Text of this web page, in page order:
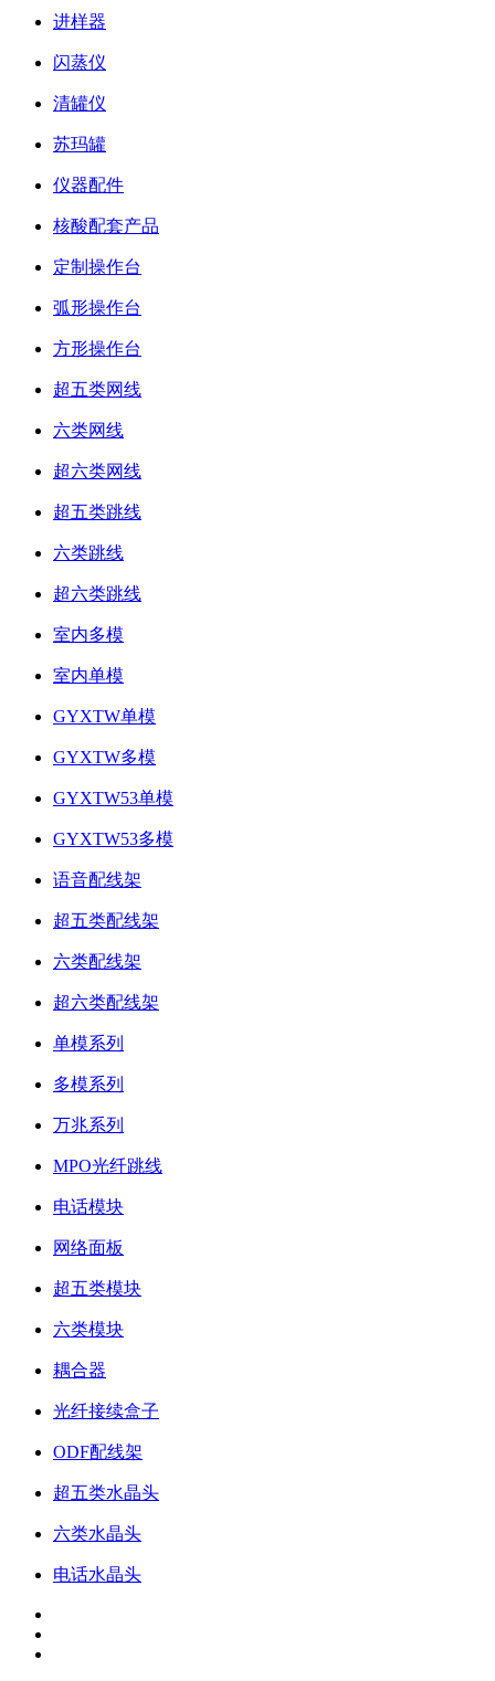
进样器
闪蒸仪
清罐仪
苏玛罐
仪器配件
核酸配套产品
定制操作台
弧形操作台
方形操作台
超五类网线
六类网线
超六类网线
超五类跳线
六类跳线
超六类跳线
室内多模
室内单模
GYXTW单模
GYXTW多模
GYXTW53单模
GYXTW53多模
语音配线架
超五类配线架
六类配线架
超六类配线架
单模系列
多模系列
万兆系列
MPO光纤跳线
电话模块
网络面板
超五类模块
六类模块
耦合器
光纤接续盒子
ODF配线架
超五类水晶头
六类水晶头
电话水晶头